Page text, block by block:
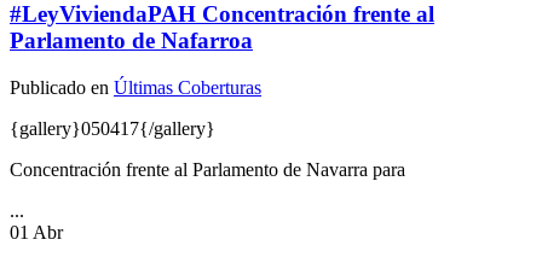
#LeyViviendaPAH Concentración frente al
Parlamento de Nafarroa
Publicado en Últimas Coberturas
{gallery}050417{/gallery}
Concentración frente al Parlamento de Navarra para
...
01 Abr